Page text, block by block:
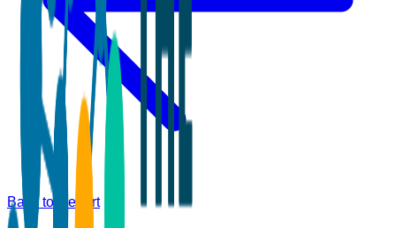
Back to Report